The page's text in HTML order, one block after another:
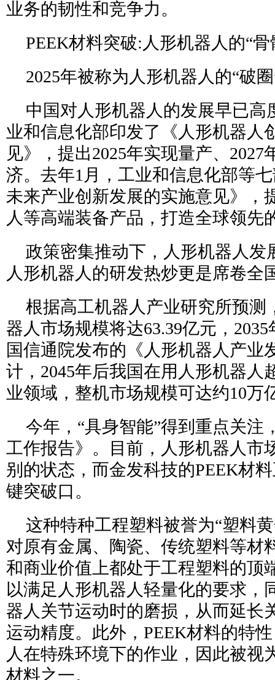
业务的韧性和竞争力。
PEEK材料突破:人形机器人的“骨
2025年被称为人形机器人的“破
中国对人形机器人的发展早已高
业和信息化部印发了《人形机器人
见》，提出2025年实现量产、2027
济。去年1月，工业和信息化部等
未来产业创新发展的实施意见》，
人等高端装备产品，打造全球领先
政策密集推动下，人形机器人发
人形机器人的研发热炒更是席卷全
根据高工机器人产业研究所预测
器人市场规模将达63.39亿元，
国信通院发布的《人形机器人产业
计，2045年后我国在用人形机器人
业领域，整机市场规模可达约10万
今年，“具身智能”得到重点关注
工作报告》。目前，人形机器人市
别的状态，而金发科技的PEEK材
键突破口。
这种特种工程塑料被誉为“塑料
对原有金属、陶瓷、传统塑料等材
和商业价值上都处于工程塑料的顶
以满足人形机器人轻量化的要求，
器人关节运动时的磨损，从而延长
运动精度。此外，PEEK材料的特
人在特殊环境下的作业，因此被视
材料之一。